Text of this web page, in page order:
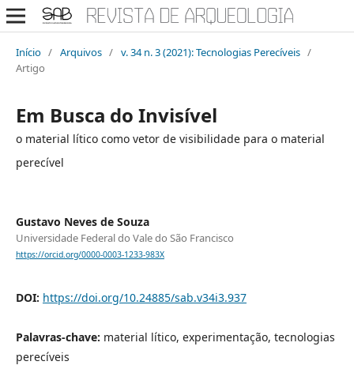
Início / Arquivos / v. 34 n. 3 (2021): Tecnologias Perecíveis /
Artigo
Em Busca do Invisível
o material lítico como vetor de visibilidade para o material
perecível
Gustavo Neves de Souza
Universidade Federal do Vale do São Francisco
https://orcid.org/0000-0003-1233-983X
DOI: https://doi.org/10.24885/sab.v34i3.937
Palavras-chave: material lítico, experimentação, tecnologias
perecíveis